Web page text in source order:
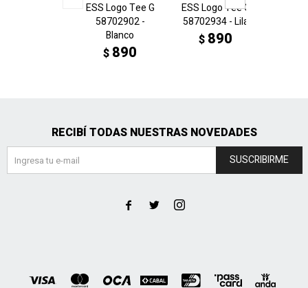
ESS Logo Tee G
58702902 -
Blanco
$ 890
ESS Logo Tee G
58702934 - Lila
$ 890
RECIBÍ TODAS NUESTRAS NOVEDADES
SUSCRIBIRME
  